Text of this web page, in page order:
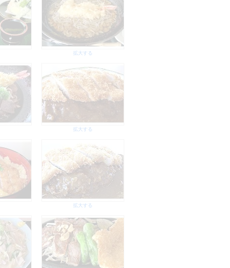
拡大する
拡大する
拡大する